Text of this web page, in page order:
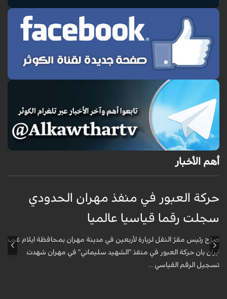
أهم الأخبار
حركة العبور في منفذ مهران الحدودي
سجلت رقما قياسيا عالميا
صرّح رئيس مقرّ النقل لزيارة لأربعين في مدينة مهران بمحافظة ايلام غرب
ايران بان حركة العبور في منفذ "الشهيد سليماني" في مهران شهدت
تسجيل الرقم القياسي ...